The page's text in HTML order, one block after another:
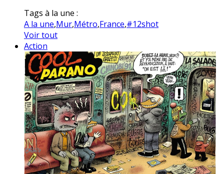
Tags à la une :
A la une,Mur,Métro,France,#12shot
Voir tout
Action